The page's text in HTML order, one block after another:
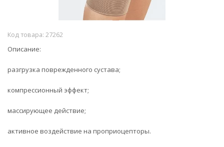
Код товара: 27262
Описание:
разгрузка поврежденного сустава;
компрессионный эффект;
массирующее действие;
активное воздействие на проприоцепторы.